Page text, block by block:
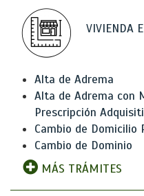
VIVIENDA
Alta de Adrema
Alta de Adrema con
Prescripción
Cambio de Domicilio
Cambio de Dominio
MÁS TRÁMITES